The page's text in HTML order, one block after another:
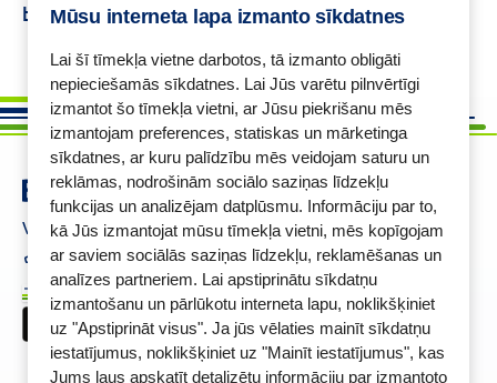
Mūsu interneta lapa izmanto sīkdatnes
Lai šī tīmekļa vietne darbotos, tā izmanto obligāti
nepieciešamās sīkdatnes. Lai Jūs varētu pilnvērtīgi
izmantot šo tīmekļa vietni, ar Jūsu piekrišanu mēs
izmantojam preferences, statiskas un mārketinga
sīkdatnes, ar kuru palīdzību mēs veidojam saturu un
reklāmas, nodrošinām sociālo saziņas līdzekļu
funkcijas un analizējam datplūsmu. Informāciju par to,
kā Jūs izmantojat mūsu tīmekļa vietni, mēs kopīgojam
ar saviem sociālās saziņas līdzekļu, reklamēšanas un
analīzes partneriem. Lai apstiprinātu sīkdatņu
izmantošanu un pārlūkotu interneta lapu, noklikšķiniet
uz "Apstiprināt visus". Ja jūs vēlaties mainīt sīkdatņu
iestatījumus, noklikšķiniet uz "Mainīt iestatījumus", kas
Jums ļaus apskatīt detalizētu informāciju par izmantoto
bagātinātāji matiem
Vajadzīga palīdzība ?
+37125621621
I-V 9.00–17.00
eaptieka@benu.lv
BENU karte